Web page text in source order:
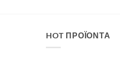
HOT ΠΡΟΪΌΝΤΑ